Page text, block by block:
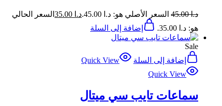
د.ا45.00 السعر الأصلي هو: د.ا 45.00. د.ا
السعر الحالي
هو: د.ا 35.00.
إضافة إلى السلة
Sale
إضافة إلى السلة
Quick View
Quick View
سماعات تايب سي ميتال